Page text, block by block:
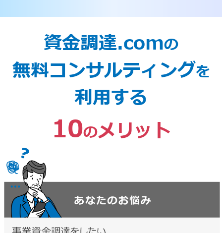
資金調達.comの
無料コンサルティングを
利用する
10のメリット